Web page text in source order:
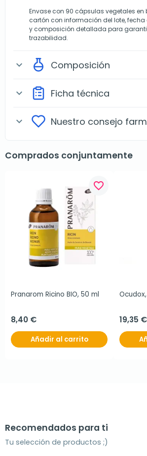
Envase con 90 cápsulas vegetales en
cartón con información del lote,
y composición detallada para
trazabilidad.
expand_more Composición
expand_more Ficha técnica
expand_more Nuestro consejo
Comprados conjuntamente
favorite_border
Pranarom Ricino BIO, 50 ml
8,40 €
Añadir al carrito
19,35 €
Recomendados para ti
Tu selección de productos ;)